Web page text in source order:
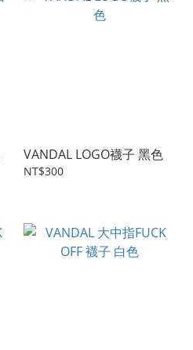
VANDAL LOGO襪子 黑色
NT$300